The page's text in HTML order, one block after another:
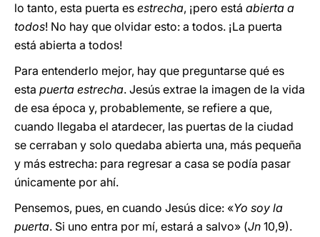
lo tanto, esta puerta es estrecha, ¡pero está abierta a
todos! No hay que olvidar esto: a todos. ¡La puerta
está abierta a todos!
Para entenderlo mejor, hay que preguntarse qué es
esta puerta estrecha. Jesús extrae la imagen de la vida
de esa época y, probablemente, se refiere a que,
cuando llegaba el atardecer, las puertas de la ciudad
se cerraban y solo quedaba abierta una, más pequeña
y más estrecha: para regresar a casa se podía pasar
únicamente por ahí.
Pensemos, pues, en cuando Jesús dice: «Yo soy la
puerta. Si uno entra por mí, estará a salvo» (Jn 10,9).